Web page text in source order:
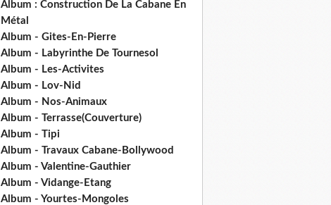
Album : Construction De La Cabane En
Métal
Album - Gites-En-Pierre
Album - Labyrinthe De Tournesol
Album - Les-Activites
Album - Lov-Nid
Album - Nos-Animaux
Album - Terrasse(Couverture)
Album - Tipi
Album - Travaux Cabane-Bollywood
Album - Valentine-Gauthier
Album - Vidange-Etang
Album - Yourtes-Mongoles